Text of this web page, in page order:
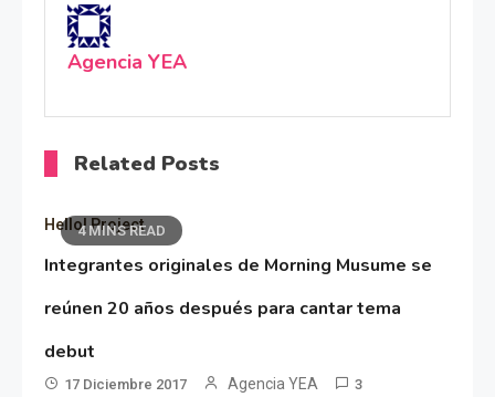
Agencia YEA
Related Posts
4 MINS READ
Hello! Project
Integrantes originales de Morning Musume se
reúnen 20 años después para cantar tema
debut
17 Diciembre 2017 Agencia YEA 3